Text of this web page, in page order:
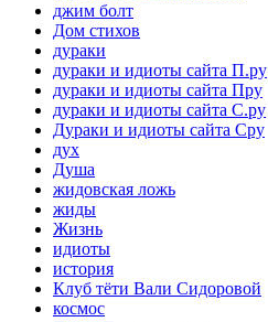
джим болт
Дом стихов
дураки
дураки и идиоты сайта П.ру
дураки и идиоты сайта Пру
дураки и идиоты сайта С.ру
Дураки и идиоты сайта Сру
дух
Душа
жидовская ложь
жиды
Жизнь
идиоты
история
Клуб тёти Вали Сидоровой
космос